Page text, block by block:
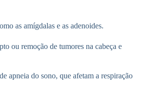
as amígdalas e as adenoides.
ou remoção de tumores na cabeça e
apneia do sono, que afetam a respiração